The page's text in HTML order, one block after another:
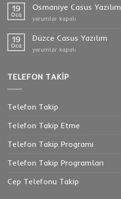
Konuşma
için
19
Oca
Osmaniye Casus Yazılım
Osmaniye
Yazılım
yorumlar kapalı
19
Oca
Düzce Casus Yazılım
Düzce
için
yorumlar kapalı
TELEFON TAKIP
Telefon Takip
Telefon Takip Etme
Telefon Takip Programı
Telefon Takip Programları
Cep Telefonu Takip